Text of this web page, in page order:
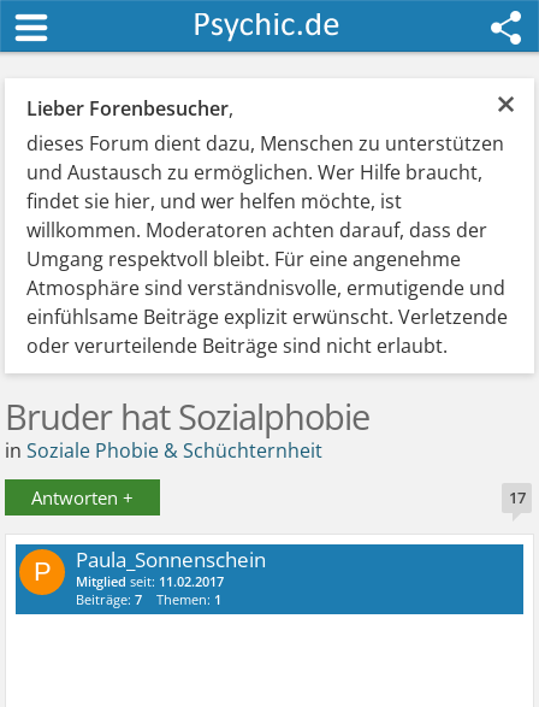
×
Lieber Forenbesucher,
dieses Forum dient dazu, Menschen zu unterstützen
und Austausch zu ermöglichen. Wer Hilfe braucht,
findet sie hier, und wer helfen möchte, ist
willkommen. Moderatoren achten darauf, dass der
Umgang respektvoll bleibt. Für eine angenehme
Atmosphäre sind verständnisvolle, ermutigende und
einfühlsame Beiträge explizit erwünscht. Verletzende
oder verurteilende Beiträge sind nicht erlaubt.
Bruder hat Sozialphobie
inSoziale Phobie & Schüchternheit
Antworten + 17
P Paula_Sonnenschein
Mitglied seit: 11.02.2017
Beiträge:7 Themen: 1